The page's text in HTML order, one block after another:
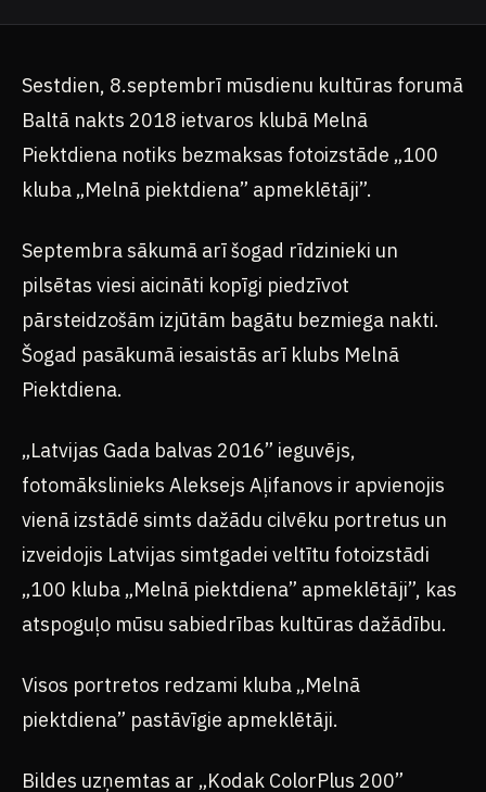
Sestdien, 8.septembrī mūsdienu kultūras forumā
Baltā nakts 2018 ietvaros klubā Melnā
Piektdiena notiks bezmaksas fotoizstāde „100
kluba „Melnā piektdiena” apmeklētāji”.
Septembra sākumā arī šogad rīdzinieki un
pilsētas viesi aicināti kopīgi piedzīvot
pārsteidzošām izjūtām bagātu bezmiega nakti.
Šogad pasākumā iesaistās arī klubs Melnā
Piektdiena.
„Latvijas Gada balvas 2016” ieguvējs,
fotomākslinieks Aleksejs Aļifanovs ir apvienojis
vienā izstādē simts dažādu cilvēku portretus un
izveidojis Latvijas simtgadei veltītu fotoizstādi
„100 kluba „Melnā piektdiena” apmeklētāji”, kas
atspoguļo mūsu sabiedrības kultūras dažādību.
Visos portretos redzami kluba „Melnā
piektdiena” pastāvīgie apmeklētāji.
Bildes uzņemtas ar „Kodak ColorPlus 200”